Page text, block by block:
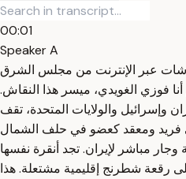
00:01
Speaker A
عبر الإنترنت من مجلس الشرق
فوزي الغويدي، ميسر هذا النقاش.
وإسرائيل والولايات المتحدة، تقف
فريد ومعقد كعضو في حلف الشمال
وجار مباشر لإيران. تجد أنقرة نفسها
رقعة شطرنج إقليمية مشتعلة. هذا